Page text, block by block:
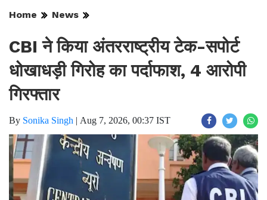
Home News
CBI ने किया अंतरराष्ट्रीय टेक-सपोर्ट
धोखाधड़ी गिरोह का पर्दाफाश, 4 आरोपी
गिरफ्तार
By Sonika Singh | Aug 7, 2026, 00:37 IST